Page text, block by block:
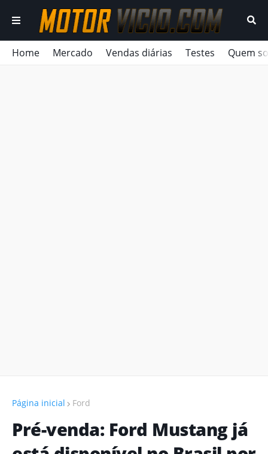
Home Mercado Vendas diárias Testes Quem
Página inicial Ford
Pré-venda: Ford Mustang já